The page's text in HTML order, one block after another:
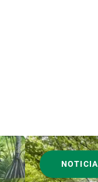
NOTICIA